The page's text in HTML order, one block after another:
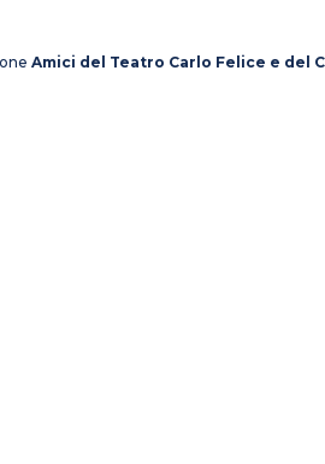
Amici del Teatro Carlo Felice e del